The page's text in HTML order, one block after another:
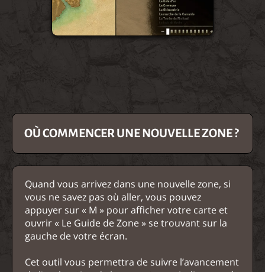
OÙ COMMENCER UNE NOUVELLE ZONE ?
Quand vous arrivez dans une nouvelle zone, si
vous ne savez pas où aller, vous pouvez
appuyer sur « M » pour afficher votre carte et
ouvrir « Le Guide de Zone » se trouvant sur la
gauche de votre écran.
Cet outil vous permettra de suivre l’avancement